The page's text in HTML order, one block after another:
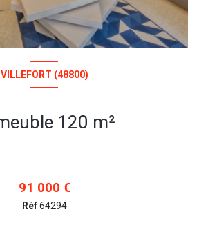
VILLEFORT (48800)
Immeuble 120 m²
91 000 €
Réf64294